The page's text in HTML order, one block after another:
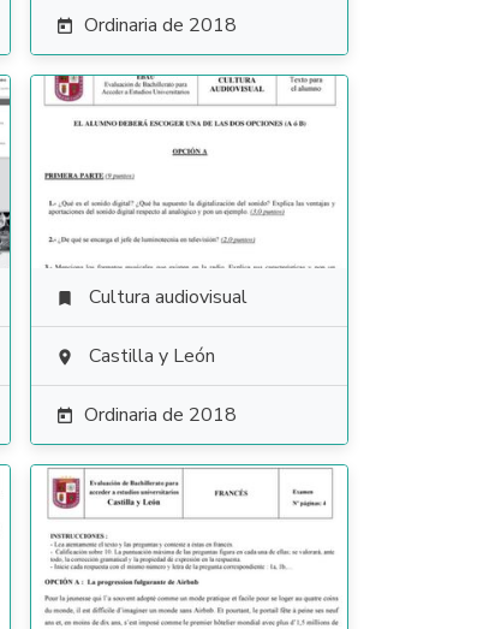
 Ordinaria de 2018
 Cultura audiovisual
 Castilla y León
 Ordinaria de 2018